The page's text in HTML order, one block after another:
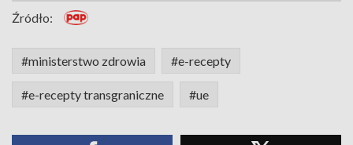
Źródło:
#ministerstwo zdrowia #e-recepty
#e-recepty transgraniczne #ue